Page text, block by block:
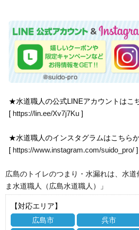
★水道職人の公式LINEアカウントはこ
[ https://lin.ee/Xv7j7Ku ]
★水道職人のインスタグラムはこちらか
[ https://www.instagram.com/suido_pro/ ]
広島のトイレのつまり・水漏れは、水
ま水道職人（広島水道職人）」
【対応エリア】
広島市
呉市